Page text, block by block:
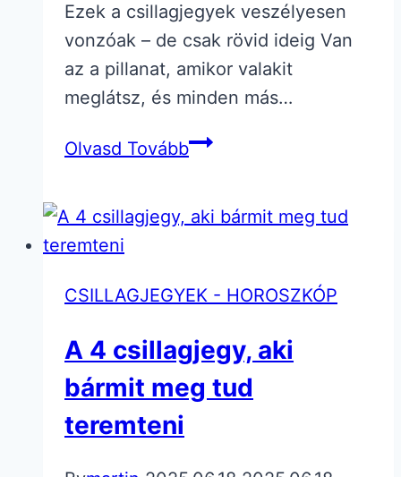
Ezek a csillagjegyek veszélyesen
vonzóak – de csak rövid ideig Van
az a pillanat, amikor valakit
meglátsz, és minden más…
Olvasd TovábbEzek
veszélyesen
CSILLAGJEGYEK - HOROSZKÓP
A 4 csillagjegy, aki
bármit meg tud
teremteni